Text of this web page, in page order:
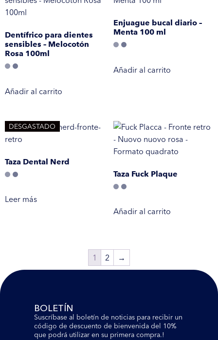
Dentífrico para dientes
sensibles – Melocotón
Rosa 100ml
Añadir al carrito
Enjuague bucal diario –
Menta 100 ml
Añadir al carrito
DESGASTADO
Taza Dental Nerd
Leer más
Taza Fuck Plaque
Añadir al carrito
1 2 →
BOLETÍN
Suscríbase al boletín de noticias para recibir un
código de descuento de bienvenida del 10%
que podrá utilizar en su primera compra.!